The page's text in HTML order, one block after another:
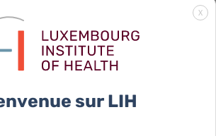
flexibilité
métabolique
cancéreuses
X
sur LIH